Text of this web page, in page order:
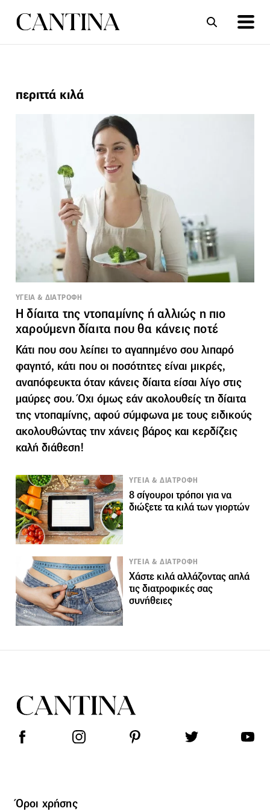
ΣΥΝΤΑΓΕΣ
περιττά κιλά
ΥΓΕΙΑ & ΔΙΑΤΡΟΦΗ
Η δίαιτα της ντοπαμίνης ή αλλιώς η πιο
χαρούμενη δίαιτα που θα κάνεις ποτέ
Κάτι που σου λείπει το αγαπημένο σου λιπαρό
φαγητό, κάτι που οι ποσότητες είναι μικρές,
αναπόφευκτα όταν κάνεις δίαιτα είσαι λίγο στις
μαύρες σου. Όχι όμως εάν ακολουθείς τη δίαιτα
της ντοπαμίνης, αφού σύμφωνα με τους ειδικούς
ακολουθώντας την χάνεις βάρος και κερδίζεις
καλή διάθεση!
ΥΓΕΙΑ & ΔΙΑΤΡΟΦΗ
8 σίγουροι τρόποι για να
διώξετε τα κιλά των γιορτών
ΥΓΕΙΑ & ΔΙΑΤΡΟΦΗ
Χάστε κιλά αλλάζοντας απλά
τις διατροφικές σας
συνήθειες
Όροι χρήσης